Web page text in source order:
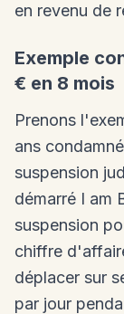
en revenu de
Exemple
€ en 8 mois
Prenons
ans
suspension
démarré I am
suspension
chiffre
déplacer sur
par jour